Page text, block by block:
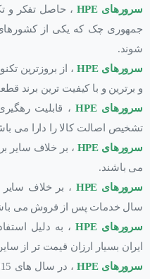
سرورهای HPE
، حاصل تفکر و
جمهوری چک که یکی از
شوند.
سرورهای HPE
، از بروزترین
و برترین و با کیفیت ترین برند
سرورهای HPE
، قابلیت
تشخیص اصالت کالا را دارا می
سرورهای HPE
، بر خلاف سایر
می باشند.
سرورهای HPE
سال خدمات پس از فروش می
سرورهای HPE
، به دلیل
ایران بسیار ارزان قیمت تر از
سرورهای HPE